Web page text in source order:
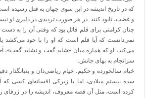
که در تاریخ اندیشه در این سوی جهان به قتل رسیده
و غضب، نابود کنند. در هر صورت تردیدی در دلیری او
چنان کرامتی برای قلم قائل بود که وقتی آن را به
نمی‌دانست که آیا قلم است که او را با خود می‌کشد
می‌کند، او که هماره میان «شاید گفت و نشاید گفت»،
سرانجام به بهای جانش.
خیام سالخورده و حکیم، خیام ریاضی‌دان و بنیانگذار
سده‌ بیستم میلادی، اما با زیرکی افسانه‌ای کسی
کرده است، مثل آن قصه‌ معروف، اندیشه را در ژرفای